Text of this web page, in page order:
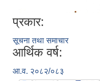
प्रकार:
सूचना तथा समाचार
आर्थिक वर्ष:
आ.व. २०८२/०८३